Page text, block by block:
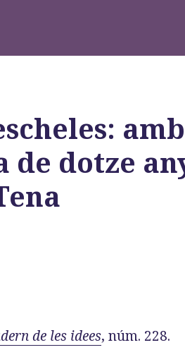
de dotze
de les idees, núm. 228.